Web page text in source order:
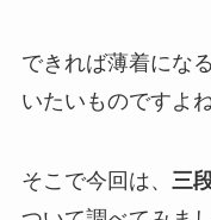
できれば薄着にな
いたいものですよね
そこで今回は、 三